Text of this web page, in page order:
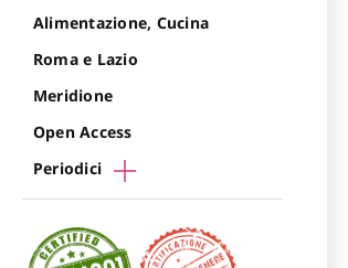
Alimentazione, Cucina
Roma e Lazio
Meridione
Open Access
Periodici